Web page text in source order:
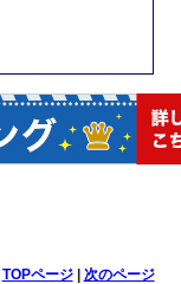
TOPページ| 次のページ